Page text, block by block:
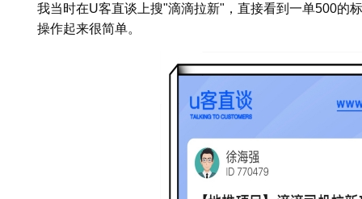
我当时在U客直谈上搜"滴滴拉新"，直接看到一单500的
操作起来很简单。